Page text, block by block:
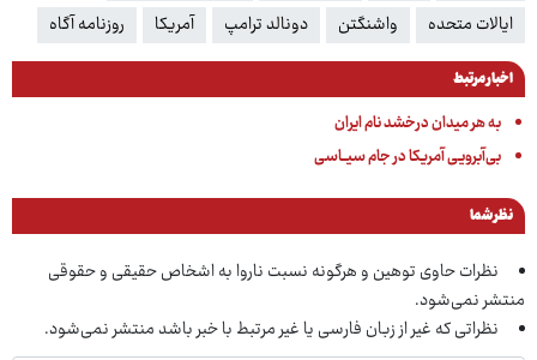
ایالات متحده
واشنگتن دونالد ترامپ آمریکا روزنامه آگاه
اخبار مرتبط
به هر میدان درخشد نام ایران
بی‌آبرویـی آمریکا در جام سیــاسی
نظر شما
نظرات حاوی توهین و هرگونه نسبت ناروا به اشخاص حقیقی و حقوقی
منتشر نمی‌شود.
نظراتی که غیر از زبان فارسی یا غیر مرتبط با خبر باشد منتشر نمی‌شود.